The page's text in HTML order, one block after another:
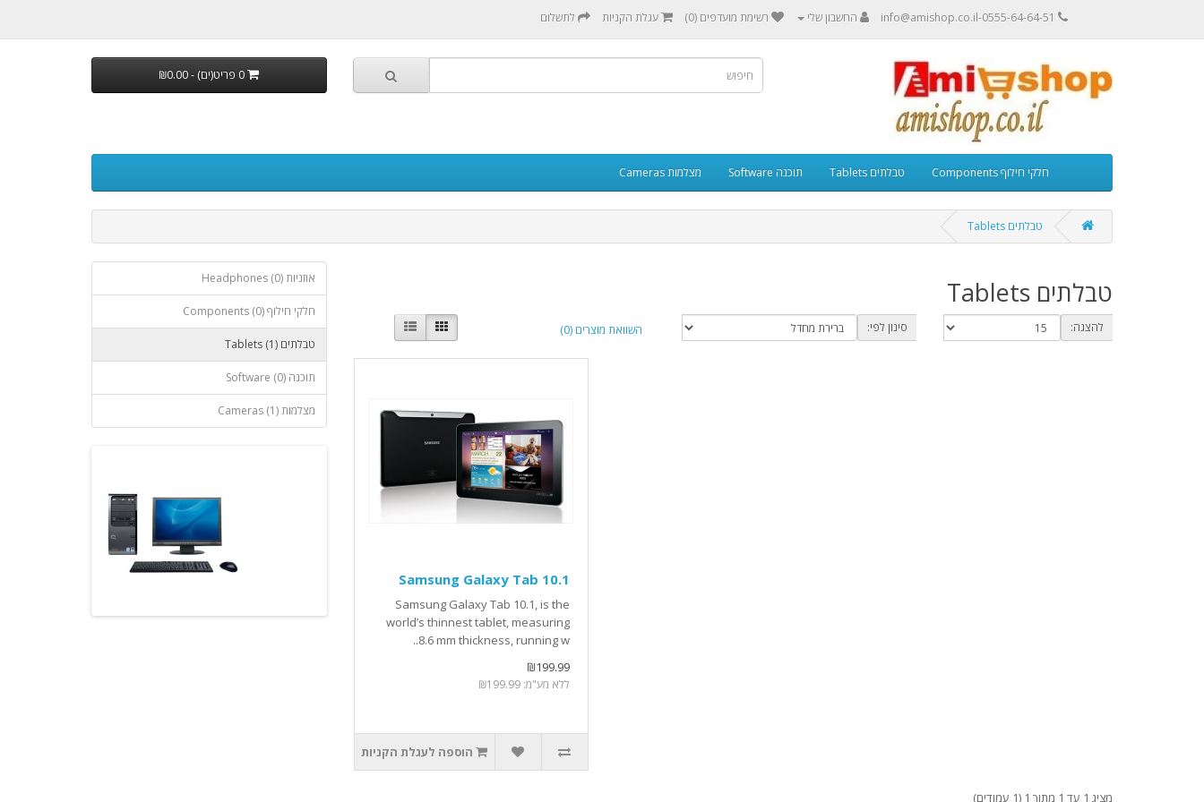
0555-64-64-51-info@amishop.co.il החשבון שלי רשימת מועדפים (0) עגלת הקניות לתשלום
0 פריט(ים) - ₪0.00
חלקי חילוף Components טבלתים Tablets תוכנה Software מצלמות Cameras
טבלתים Tablets
אוזניות Headphones (0)
חלקי חילוף Components (0)
טבלתים Tablets (1)
תוכנה Software (0)
מצלמות Cameras (1)
טבלתים Tablets
השוואת מוצרים (0) סינון לפי: להצגה:
Samsung Galaxy Tab 10.1
Samsung Galaxy Tab 10.1, is the
world’s thinnest tablet, measuring
8.6 mm thickness, running w..
₪199.99
ללא מע"מ: ₪199.99
הוספה לעגלת הקניות
מציג 1 עד 1 מתוך 1 (1 עמודים)